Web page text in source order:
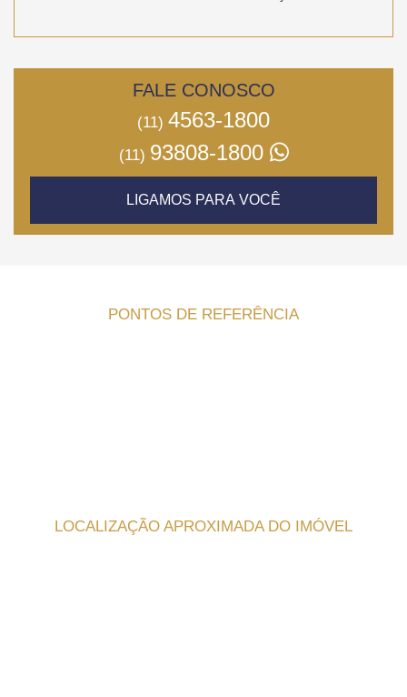
FALE CONOSCO
(11) 4563-1800
(11) 93808-1800
LIGAMOS PARA VOCÊ
PONTOS DE REFERÊNCIA
LOCALIZAÇÃO APROXIMADA DO IMÓVEL